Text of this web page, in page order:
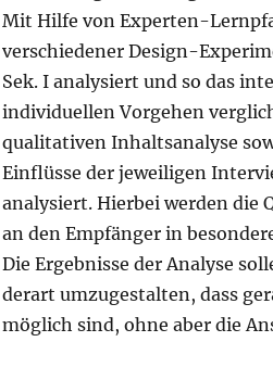
Mit Hilfe von Experten-
verschiedener Design-
Sek. I analysiert und so das
individuellen Vorgehen
qualitativen Inhaltsanalyse
Einflüsse der jeweiligen
analysiert. Hierbei werden die
an den Empfänger in
Die Ergebnisse der Analyse
derart umzugestalten, dass
möglich sind, ohne aber die